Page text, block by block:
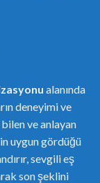
alanında
deneyimi ve
ve anlayan
uygun gördüğü
sevgili eş
son şeklini